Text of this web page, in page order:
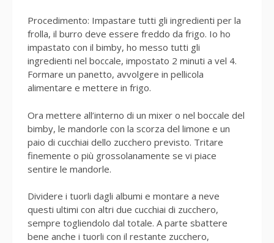
Procedimento: Impastare tutti gli ingredienti per la
frolla, il burro deve essere freddo da frigo. Io ho
impastato con il bimby, ho messo tutti gli
ingredienti nel boccale, impostato 2 minuti a vel 4.
Formare un panetto, avvolgere in pellicola
alimentare e mettere in frigo.
Ora mettere all’interno di un mixer o nel boccale del
bimby, le mandorle con la scorza del limone e un
paio di cucchiai dello zucchero previsto. Tritare
finemente o più grossolanamente se vi piace
sentire le mandorle.
Dividere i tuorli dagli albumi e montare a neve
questi ultimi con altri due cucchiai di zucchero,
sempre togliendolo dal totale. A parte sbattere
bene anche i tuorli con il restante zucchero,